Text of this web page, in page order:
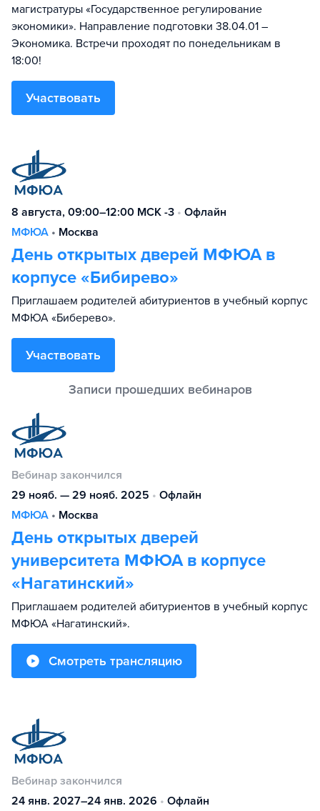
магистратуры «Государственное регулирование
экономики». Направление подготовки 38.04.01 –
Экономика. Встречи проходят по понедельникам в
18:00!
Участвовать
8 августа, 09:00–12:00 МСК -3 • Офлайн
МФЮА • Москва
День открытых дверей МФЮА в
корпусе «Бибирево»
Приглашаем родителей абитуриентов в учебный корпус
МФЮА «Биберево».
Участвовать
Вебинар закончился
29 нояб. — 29 нояб. 2025 • Офлайн
МФЮА • Москва
День открытых дверей
университета МФЮА в корпусе
«Нагатинский»
Приглашаем родителей абитуриентов в учебный корпус
МФЮА «Нагатинский».
Смотреть трансляцию
Вебинар закончился
24 янв. 2027–24 янв. 2026 • Офлайн